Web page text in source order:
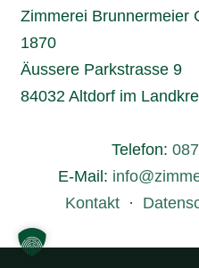
Zimmerei Brunnermeier
1870
Äussere Parkstrasse 9
84032 Altdorf im
Telefon:
E-Mail:
Kontakt ·